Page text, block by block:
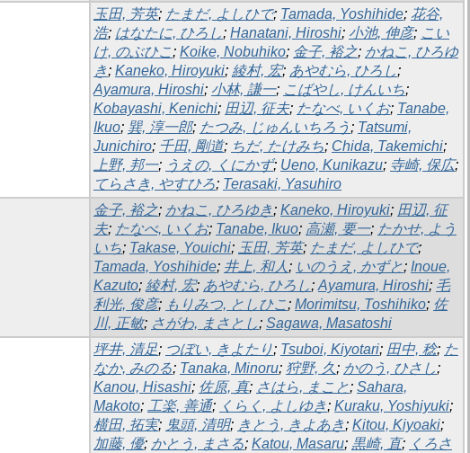
玉田, 芳英; たまだ, よしひで; Tamada, Yoshihide; 花谷,
浩; はなたに, ひろし; Hanatani, Hiroshi; 小池, 伸彦; こい
け, のぶひこ; Koike, Nobuhiko; 金子, 裕之; かねこ, ひろゆ
き; Kaneko, Hiroyuki; 綾村, 宏; あやむら, ひろし;
Ayamura, Hiroshi; 小林, 謙一; こばやし, けんいち;
Kobayashi, Kenichi; 田辺, 征夫; たなべ, いくお; Tanabe,
Ikuo; 巽, 淳一郎; たつみ, じゅんいちろう ; Tatsumi,
Junichiro; 千田, 剛道; ちだ, たけみち; Chida, Takemichi;
上野, 邦一; うえの, くにかず; Ueno, Kunikazu; 寺崎, 保広;
てらさき, やすひろ; Terasaki, Yasuhiro
金子, 裕之; かねこ, ひろゆき; Kaneko, Hiroyuki; 田辺, 征
夫; たなべ, いくお; Tanabe, Ikuo; 高瀬, 要一; たかせ, よう
いち; Takase, Youichi; 玉田, 芳英; たまだ, よしひで;
Tamada, Yoshihide; 井上, 和人 ; いのうえ, かずと; Inoue,
Kazuto; 綾村, 宏; あやむら, ひろし; Ayamura, Hiroshi; 毛
利光, 俊彦; もりみつ, としひこ; Morimitsu, Toshihiko; 佐
川, 正敏; さがわ, まさとし; Sagawa, Masatoshi
坪井, 清足; つぼい, きよたり; Tsuboi, Kiyotari; 田中, 稔; た
なか, みのる; Tanaka, Minoru; 狩野, 久; かのう, ひさし;
Kanou, Hisashi; 佐原, 真; さはら, まこと; Sahara,
Makoto; 工楽, 善通; くらく, よしゆき; Kuraku, Yoshiyuki;
横田, 拓実; 鬼頭, 清明; きとう, きよあき; Kitou, Kiyoaki;
加藤, 優; かとう, まさる; Katou, Masaru; 黒崎, 直; くろさ